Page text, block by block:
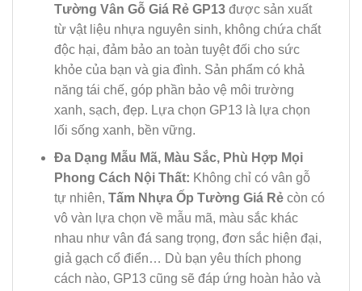
Tường Vân Gỗ Giá Rẻ GP13được sản xuất
từ vật liệu nhựa nguyên sinh, không chứa chất
độc hại, đảm bảo an toàn tuyệt đối cho sức
khỏe của bạn và gia đình. Sản phẩm có khả
năng tái chế, góp phần bảo vệ môi trường
xanh, sạch, đẹp. Lựa chọn GP13 là lựa chọn
lối sống xanh, bền vững.
Đa Dạng Mẫu Mã, Màu Sắc, Phù Hợp Mọi
Phong Cách Nội Thất: Không chỉ có vân gỗ
tự nhiên, Tấm Nhựa Ốp Tường Giá Rẻcòn có
vô vàn lựa chọn về mẫu mã, màu sắc khác
nhau như vân đá sang trọng, đơn sắc hiện đại,
giả gạch cổ điển… Dù bạn yêu thích phong
cách nào, GP13 cũng sẽ đáp ứng hoàn hảo và